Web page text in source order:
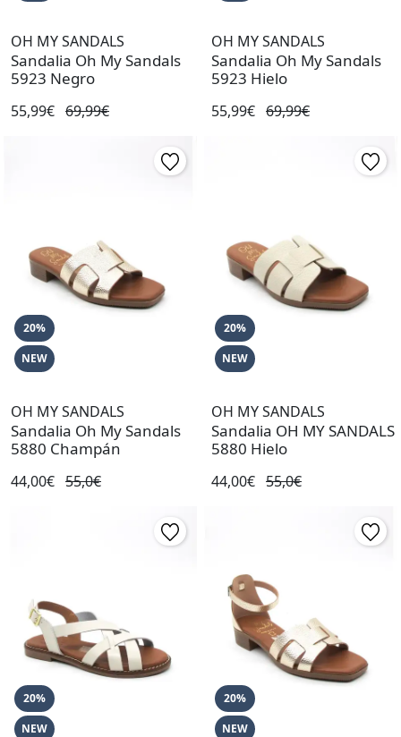
OH MY SANDALS
Sandalia Oh My Sandals
5923 Negro
55,99€ 69,99€
OH MY SANDALS
Sandalia Oh My Sandals
5923 Hielo
55,99€ 69,99€
20%
NEW
OH MY SANDALS
Sandalia Oh My Sandals
5880 Champán
44,00€ 55,0€
20%
NEW
OH MY SANDALS
Sandalia OH MY SANDALS
5880 Hielo
44,00€ 55,0€
20%
NEW
20%
NEW